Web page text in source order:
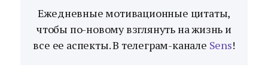
Ежедневные мотивационные цитаты,
чтобы по-новому взглянуть на жизнь и
все ее аспекты. В телеграм-канале Sens!